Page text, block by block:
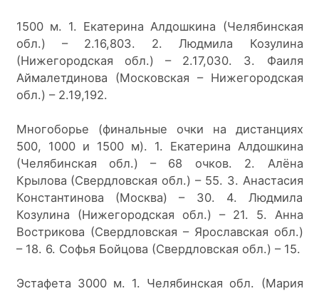
1500 м. 1. Екатерина Алдошкина (Челябинская
обл.) – 2.16,803. 2. Людмила Козулина
(Нижегородская обл.) – 2.17,030. 3. Фаиля
Аймалетдинова (Московская – Нижегородская
обл.) – 2.19,192.
Многоборье (финальные очки на дистанциях
500, 1000 и 1500 м). 1. Екатерина Алдошкина
(Челябинская обл.) – 68 очков. 2. Алёна
Крылова (Свердловская обл.) – 55. 3. Анастасия
Константинова (Москва) – 30. 4. Людмила
Козулина (Нижегородская обл.) – 21. 5. Анна
Вострикова (Свердловская – Ярославская обл.)
– 18. 6. Софья Бойцова (Свердловская обл.) – 15.
Эстафета 3000 м. 1. Челябинская обл. (Мария